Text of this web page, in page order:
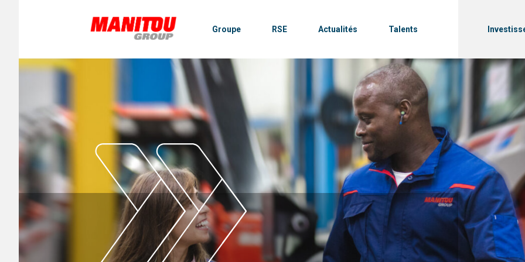
Groupe RSE Actualités Talents